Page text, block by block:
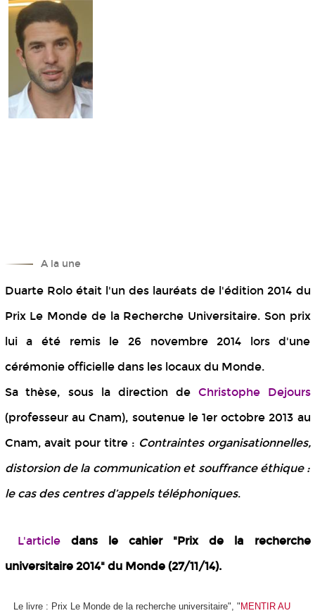
A la une
Duarte Rolo était l'un des lauréats de l'édition 2014 du
Prix Le Monde de la Recherche Universitaire. Son prix
lui a été remis le 26 novembre 2014 lors d'une
cérémonie officielle dans les locaux du Monde.
Sa thèse, sous la direction de Christophe Dejours
(professeur au Cnam), soutenue le 1er octobre 2013 au
Cnam, avait pour titre : Contraintes organisationnelles,
distorsion de la communication et souffrance éthique :
le cas des centres d’appels téléphoniques.
L'article
dans le cahier "Prix de la recherche
universitaire 2014" du Monde (27/11/14).
Le livre : Prix Le Monde de la recherche universitaire", " MENTIR AU